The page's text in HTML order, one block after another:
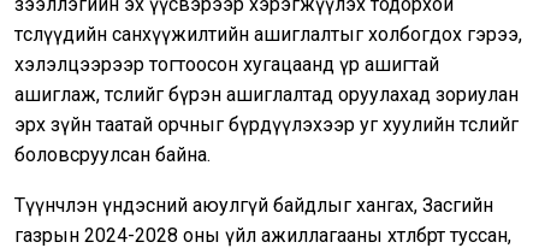
төслүүдийн санхүүжилтийн ашиглалтыг холбогдох гэрээ,
хэлэлцээрээр тогтоосон хугацаанд үр ашигтай
ашиглаж, төслийг бүрэн ашиглалтад оруулахад зориулан
эрх зүйн таатай орчныг бүрдүүлэхээр уг хуулийн төслийг
боловсруулсан байна.
Түүнчлэн үндэсний аюулгүй байдлыг хангах, Засгийн
газрын 2024-2028 оны үйл ажиллагааны хөтөлбөрт туссан,